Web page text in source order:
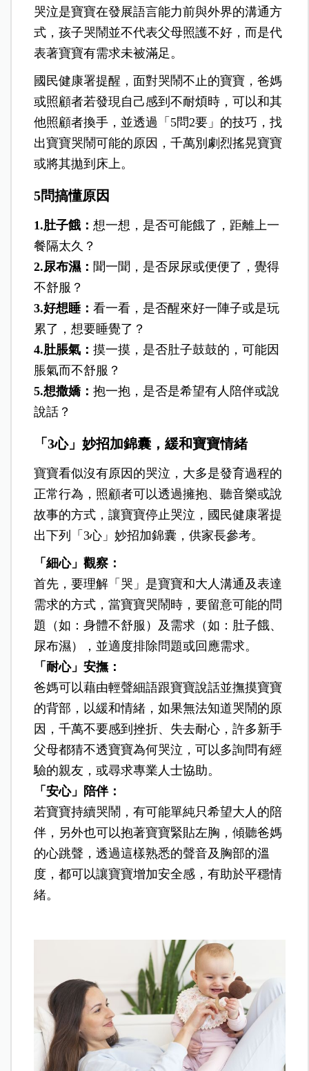
哭泣是寶寶在發展語言能力前與外界的溝通方
式，孩子哭鬧並不代表父母照護不好，而是代
表著寶寶有需求未被滿足。
國民健康署提醒，面對哭鬧不止的寶寶，爸媽
或照顧者若發現自己感到不耐煩時，可以和其
他照顧者換手，並透過「5問2要」的技巧，找
出寶寶哭鬧可能的原因，千萬別劇烈搖晃寶寶
或將其拋到床上。
5問搞懂原因
1.肚子餓：想一想，是否可能餓了，距離上一
餐隔太久？
2.尿布濕： 聞一聞，是否尿尿或便便了，覺得
不舒服？
3.好想睡：看一看，是否醒來好一陣子或是玩
累了，想要睡覺了？
4.肚脹氣：摸一摸，是否肚子鼓鼓的，可能因
脹氣而不舒服？
5.想撒嬌：抱一抱，是否是希望有人陪伴或說
說話？
「3心」妙招加錦囊，緩和寶寶情緒
寶寶看似沒有原因的哭泣，大多是發育過程的
正常行為，照顧者可以透過擁抱、聽音樂或說
故事的方式，讓寶寶停止哭泣，國民健康署提
出下列「3心」妙招加錦囊，供家長參考。
「細心」觀察：
首先，要理解「哭」是寶寶和大人溝通及表達
需求的方式，當寶寶哭鬧時，要留意可能的問
題（如：身體不舒服）及需求（如：肚子餓、
尿布濕），並適度排除問題或回應需求。
「耐心」安撫：
爸媽可以藉由輕聲細語跟寶寶說話並撫摸寶寶
的背部，以緩和情緒，如果無法知道哭鬧的原
因，千萬不要感到挫折、失去耐心，許多新手
父母都猜不透寶寶為何哭泣，可以多詢問有經
驗的親友，或尋求專業人士協助。
「安心」陪伴：
若寶寶持續哭鬧，有可能單純只希望大人的陪
伴，另外也可以抱著寶寶緊貼左胸，傾聽爸媽
的心跳聲，透過這樣熟悉的聲音及胸部的溫
度，都可以讓寶寶增加安全感，有助於平穩情
緒。